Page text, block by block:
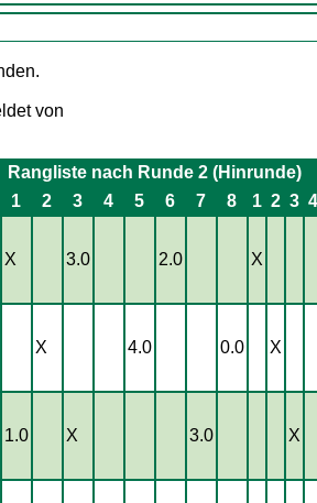
von
Rangliste nach Runde 2 (Hinrunde)
1 2 3 4 5 6 7 8 1 2 3 4
X 3.0 2.0 X
X 4.0 0.0 X
1.0 X 3.0 X